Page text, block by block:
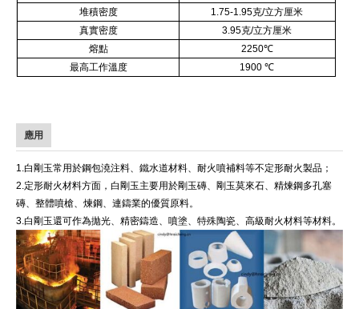
堆積密度
1.75-1.95克/立方厘米
真實密度
3.95克/立方厘米
熔點
2250℃
最高工作溫度
1900℃
應用
1.白剛玉常用於鋼包澆注料、鐵水道材料、耐火噴補料等不定形耐火製品；
2.定形耐火材料方面，白剛玉主要用於剛玉磚、剛玉莫來石、精煉鋼多孔塞
磚、整體噴槍、煉鋼、連鑄業的優質原料。
3.白剛玉還可作為拋光、精密鑄造、噴塗、特殊陶瓷、高級耐火材料等材料。